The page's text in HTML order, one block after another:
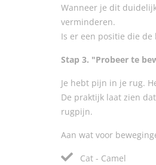
Wanneer je dit
verminderen.
Is er een positie die
Stap 3. "Probeer te
Je hebt pijn in je rug.
De praktijk laat zien
rugpijn.
Aan wat voor
Cat - Camel